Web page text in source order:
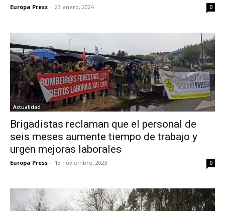
Europa Press - 23 enero, 2024 0
Actualidad
Brigadistas reclaman que el personal de
seis meses aumente tiempo de trabajo y
urgen mejoras laborales
Europa Press - 13 noviembre, 2023 0